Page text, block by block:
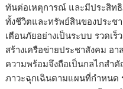
ทันต่อเหตุการณ์ และมีประสิท
ทั้งชีวิตและทรัพย์สินของประช
เตือนภัยอย่างเป็นระบบ รวดเ
สร้างเครือข่ายประชาสังคม อ
ความพร้อมจึงถือเป็นกลไกสำ
ภาวะฉุกเฉินตามแผนที่กำหนด